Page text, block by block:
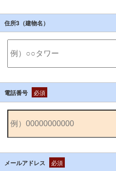
住所3（建物名）
電話番号 必須
メールアドレス 必須